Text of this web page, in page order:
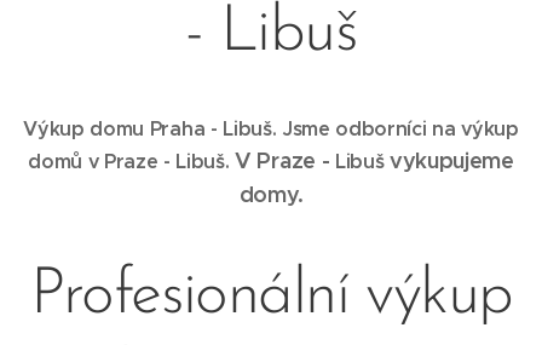
- Libuš
Výkup domu Praha - Libuš. Jsme odborníci na výkup
domů v Praze - Libuš. V Praze - Libuš vykupujeme
domy.
Profesionální výkup